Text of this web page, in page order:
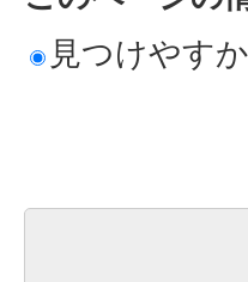
見つけやす